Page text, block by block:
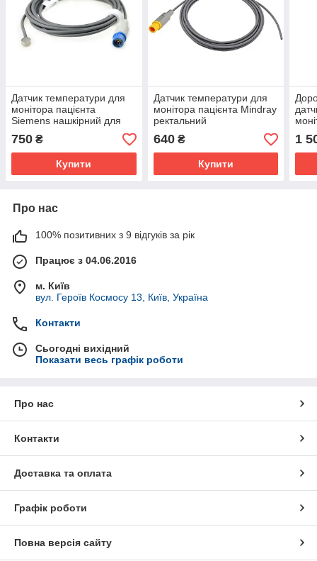
Датчик температури для
монітора пацієнта
Siemens нашкірний для
дорослих і дітей
(неонотальний)
750 ₴
Купити
Датчик температури для
монітора пацієнта Mindray
ректальний
640₴
Купити
1
Про нас
100% позитивних з 9 відгуків за рік
Працює з 04.06.2016
м. Київ
вул. Героїв Космосу 13, Київ, Україна
Контакти
Сьогодні вихідний
Показати весь графік роботи
Про нас
Контакти
Доставка та оплата
Графік роботи
Повна версія сайту